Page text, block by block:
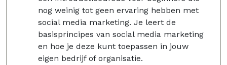
nog weinig tot geen ervaring hebben met
social media marketing. Je leert de
basisprincipes van social media marketing
en hoe je deze kunt toepassen in jouw
eigen bedrijf of organisatie.